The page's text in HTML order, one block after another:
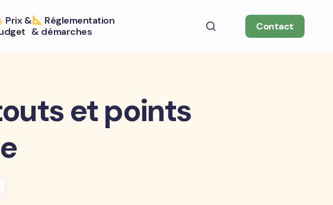
Prix &
Réglementation
& démarches
Contact
et points